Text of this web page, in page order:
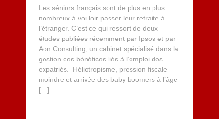
Les séniors français sont de plus en plus
nombreux à vouloir passer leur retraite à
l’étranger. C’est ce qui ressort de deux
études publiées récemment par Ipsos et par
Aon Consulting, un cabinet spécialisé dans la
gestion des bénéfices liés à l’emploi des
expatriés. Héliotropisme, pression fiscale
moindre et arrivée des baby boomers à l’âge
[…]